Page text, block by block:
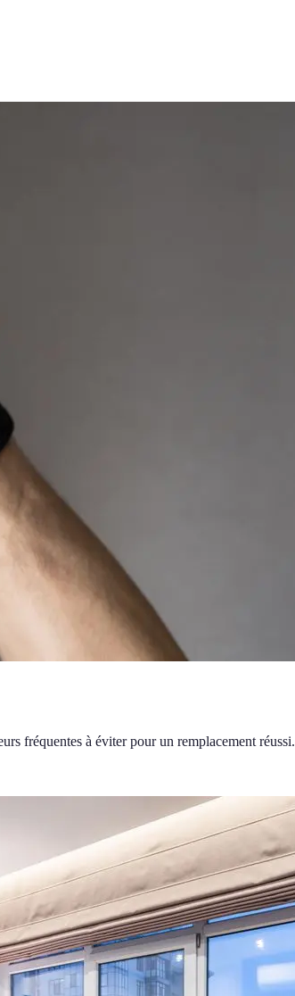
fréquentes à éviter pour un remplacement réussi.